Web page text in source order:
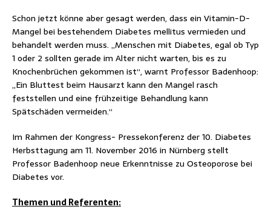
Schon jetzt könne aber gesagt werden, dass ein Vitamin-D-
Mangel bei bestehendem Diabetes mellitus vermieden und
behandelt werden muss. „Menschen mit Diabetes, egal ob Typ
1 oder 2 sollten gerade im Alter nicht warten, bis es zu
Knochenbrüchen gekommen ist“, warnt Professor Badenhoop:
„Ein Bluttest beim Hausarzt kann den Mangel rasch
feststellen und eine frühzeitige Behandlung kann
Spätschäden vermeiden.“
Im Rahmen der Kongress- Pressekonferenz der 10. Diabetes
Herbsttagung am 11. November 2016 in Nürnberg stellt
Professor Badenhoop neue Erkenntnisse zu Osteoporose bei
Diabetes vor.
Themen und Referenten: